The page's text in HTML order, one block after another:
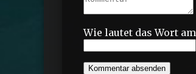
Wie lautet das Wort
Kommentar absenden